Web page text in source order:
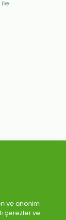
ile
ve anonim
çerezler ve